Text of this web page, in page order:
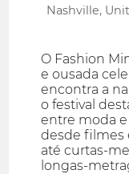
Nashville,
O Fashion
e ousada
encontra a
o festival
entre moda
desde filmes
até curtas-
longas-